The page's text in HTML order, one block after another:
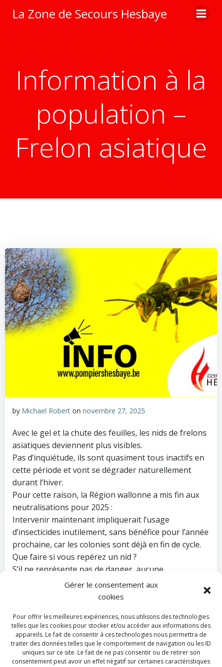
Gérer le consentement aux
cookies
Pour offrir les meilleures expériences, nous utilisons des technologies
telles que les cookies pour stocker et/ou accéder aux informations des
appareils. Le fait de consentir à ces technologies nous permettra de
traiter des données telles que le comportement de navigation ou les ID
uniques sur ce site. Le fait de ne pas consentir ou de retirer son
consentement peut avoir un effet négatif sur certaines caractéristiques
au
La Zone de Secours Hesbaye
Information à la
population –
Frelon asiatique
by Michael Robert on novembre 27, 2025
Avec le gel et la chute des feuilles, les nids de frelons
asiatiques deviennent plus visibles.
Pas d’inquiétude, ils sont quasiment tous inactifs en
cette période et vont se dégrader naturellement
durant l’hiver.
Pour cette raison, la Région wallonne a mis fin aux
neutralisations pour 2025 :
Intervenir maintenant impliquerait l’usage
d’insecticides inutilement, sans bénéfice pour l’année
prochaine, car les colonies sont déjà en fin de cycle.
Que faire si vous repérez un nid ?
S’il ne représente pas de danger, aucune
intervention n’est nécessaire.
S’il présente un risque pour les personnes, contactez
services.
Ne tentez jamais une intervention vous-même.
Et pour 2026 ?
La Zone de secours Hesbaye et nos 13 communes